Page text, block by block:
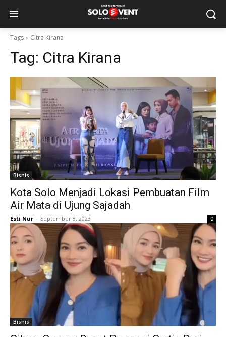
Tags Citra Kirana
Tag: Citra Kirana
Bisnis
Kota Solo Menjadi Lokasi Pembuatan Film
Air Mata di Ujung Sajadah
Esti Nur - September 8, 2023 0
Bisnis